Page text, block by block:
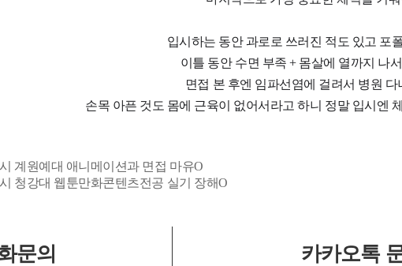
입시하는 동안 과로로 쓰러진 적도 있고 포
이틀 동안 수면 부족 + 몸살에 열까지 나
면접 본 후엔 임파선염에 걸려서 병원 다
손목 아픈 것도 몸에 근육이 없어서라고 하니 정말 입시엔
계원예대 애니메이션과 면접 마유O
청강대 웹툰만화콘텐츠전공 실기 장해O
문의
카카오톡